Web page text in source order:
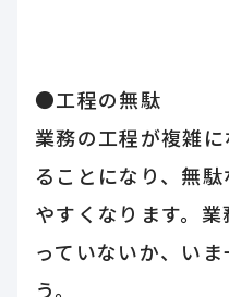
●工程の無駄
業務の工程が複雑
ることになり、無
やすくなります。
っていないか、い
う。